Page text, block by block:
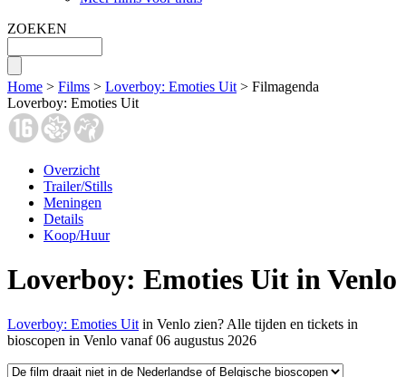
ZOEKEN
Home > Films > Loverboy: Emoties Uit > Filmagenda
Loverboy: Emoties Uit
Overzicht
Trailer/Stills
Meningen
Details
Koop/Huur
Loverboy: Emoties Uit in Venlo
Loverboy: Emoties Uit in Venlo zien? Alle tijden en tickets in
bioscopen in Venlo vanaf 06 augustus 2026